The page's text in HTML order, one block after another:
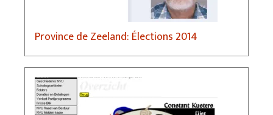
Province de Zeeland: Élections 2014